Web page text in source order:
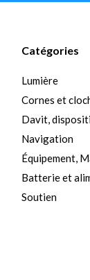
Catégories
Lumière
Cornes et
Davit,
Navigation
Équipement,
Batterie et
Soutien